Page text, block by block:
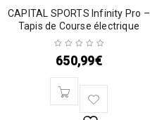
CAPITAL SPORTS Infinity Pro –
Tapis de Course électrique
650,99€